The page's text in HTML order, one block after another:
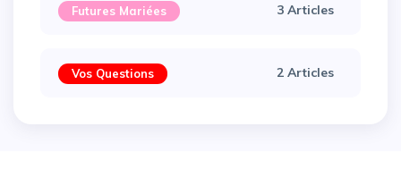
Futures Mariées 3 Articles
Vos Questions 2 Articles